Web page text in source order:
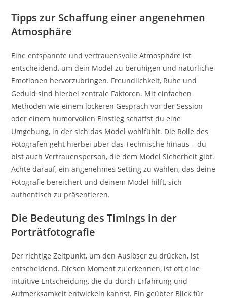
Tipps zur Schaffung einer angenehmen
Atmosphäre
Eine entspannte und vertrauensvolle Atmosphäre ist
entscheidend, um dein Model zu beruhigen und natürliche
Emotionen hervorzubringen. Freundlichkeit, Ruhe und
Geduld sind hierbei zentrale Faktoren. Mit einfachen
Methoden wie einem lockeren Gespräch vor der Session
oder einem humorvollen Einstieg schaffst du eine
Umgebung, in der sich das Model wohlfühlt. Die Rolle des
Fotografen geht hierbei über das Technische hinaus – du
bist auch Vertrauensperson, die dem Model Sicherheit gibt.
Achte darauf, ein angenehmes Setting zu wählen, das deine
Fotografie bereichert und deinem Model hilft, sich
authentisch zu präsentieren.
Die Bedeutung des Timings in der
Porträtfotografie
Der richtige Zeitpunkt, um den Auslöser zu drücken, ist
entscheidend. Diesen Moment zu erkennen, ist oft eine
intuitive Entscheidung, die du durch Erfahrung und
Aufmerksamkeit entwickeln kannst. Ein geübter Blick für